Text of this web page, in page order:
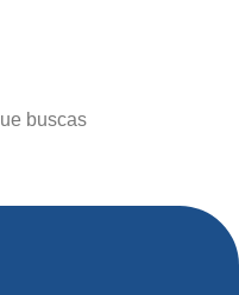
buscas